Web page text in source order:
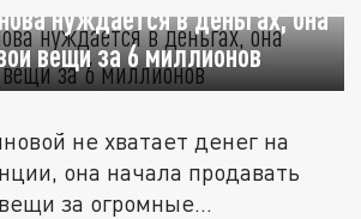
нуждается в деньгах, она
вещи за 6 миллионов
не хватает денег на
она начала продавать
за огромные...